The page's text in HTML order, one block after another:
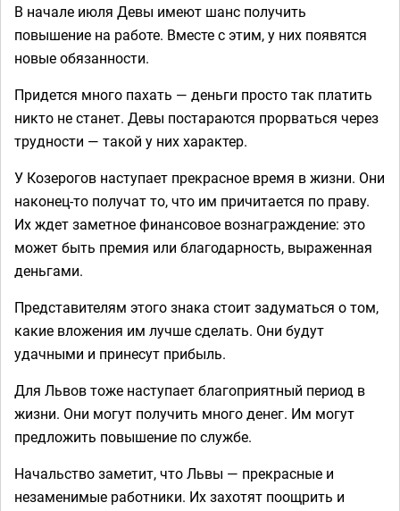
В начале июля Девы имеют шанс получить
повышение на работе. Вместе с этим, у них появятся
новые обязанности.
Придется много пахать — деньги просто так платить
никто не станет. Девы постараются прорваться через
трудности — такой у них характер.
У Козерогов наступает прекрасное время в жизни. Они
наконец-то получат то, что им причитается по праву.
Их ждет заметное финансовое вознаграждение: это
может быть премия или благодарность, выраженная
деньгами.
Представителям этого знака стоит задуматься о том,
какие вложения им лучше сделать. Они будут
удачными и принесут прибыль.
Для Львов тоже наступает благоприятный период в
жизни. Они могут получить много денег. Им могут
предложить повышение по службе.
Начальство заметит, что Львы — прекрасные и
незаменимые работники. Их захотят поощрить и